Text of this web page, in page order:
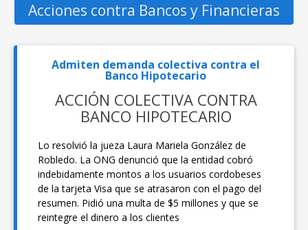
Acciones contra Bancos y Financieras
Admiten demanda colectiva contra el
Banco Hipotecario
ACCIÓN COLECTIVA CONTRA
BANCO HIPOTECARIO
Lo resolvió la jueza Laura Mariela González de
Robledo. La ONG denunció que la entidad cobró
indebidamente montos a los usuarios cordobeses
de la tarjeta Visa que se atrasaron con el pago del
resumen. Pidió una multa de $5 millones y que se
reintegre el dinero a los clientes